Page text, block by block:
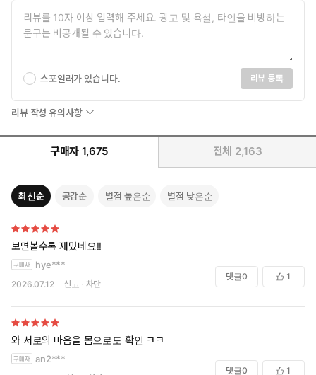
스포일러가 있습니다. 리뷰 등록
리뷰 작성 유의사항
구매자 1,675 전체 2,163
최신순 공감순 별점 높은순 별점 낮은순
보면볼수록 재밌네요!!
hye***
2026.07.12 신고 차단
댓글0 1
와 서로의 마음을 몸으로도 확인 ㅋㅋ
an2***
댓글0 1